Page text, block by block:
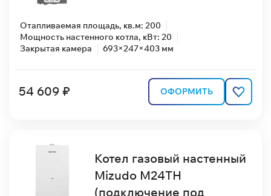
Отапливаемая площадь, кв.м: 200
Мощность настенного котла, кВт: 20
Закрытая камера
693×247×403 мм
54 609 ₽ ОФОРМИТЬ
Котел газовый настенный
Mizudo M24TН
(подключение под